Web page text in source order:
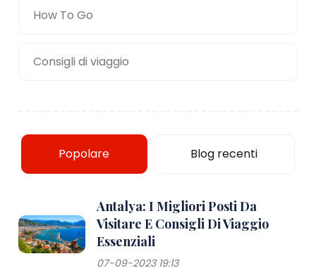
How To Go
Consigli di viaggio
Popolare Blog recenti
Antalya: I Migliori Posti Da
Visitare E Consigli Di Viaggio
Essenziali
07-09-2023 19:13